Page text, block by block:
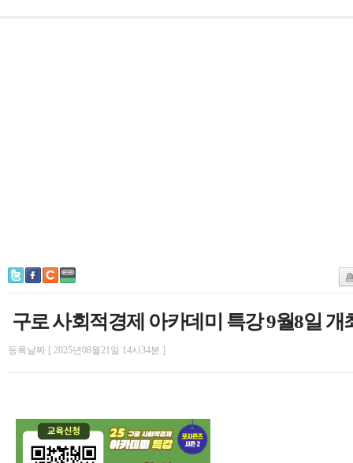
구로 사회적경제 아카데미 특강 9월8일 개
등록날짜 [ 2025년08월21일 14시34분 ]